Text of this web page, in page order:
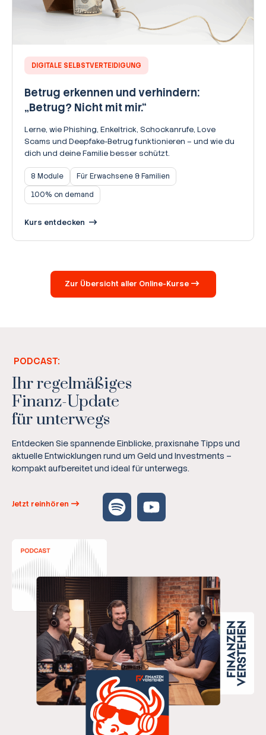
DIGITALE SELBSTVERTEIDIGUNG
Betrug erkennen und verhindern:
„Betrug? Nicht mit mir.“
Lerne, wie Phishing, Enkeltrick, Schockanrufe, Love
Scams und Deepfake-Betrug funktionieren – und wie du
dich und deine Familie besser schützt.
8 Module
Für Erwachsene & Familien
100% on demand
Kurs entdecken
Zur Übersicht aller Online-Kurse
PODCAST:
Ihr regelmäßiges
Finanz-Update
für unterwegs
Entdecken Sie spannende Einblicke, praxisnahe Tipps und
aktuelle Entwicklungen rund um Geld und Investments –
kompakt aufbereitet und ideal für unterwegs.
Jetzt reinhören